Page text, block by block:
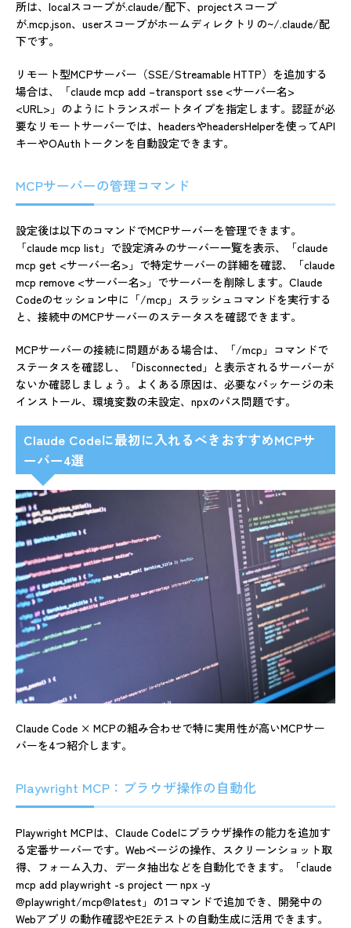
所は、localスコープが.claude/配下、projectスコープ
が.mcp.json、userスコープがホームディレクトリの~/.claude/配
下です。
リモート型MCPサーバー（SSE/Streamable HTTP）を追加する
場合は、「claude mcp add –transport sse <サーバー名>
<URL>」のようにトランスポートタイプを指定します。認証が必
要なリモートサーバーでは、headersやheadersHelperを使ってAPI
キーやOAuthトークンを自動設定できます。
MCPサーバーの管理コマンド
設定後は以下のコマンドでMCPサーバーを管理できます。
「claude mcp list」で設定済みのサーバー一覧を表示、「claude
mcp get <サーバー名>」で特定サーバーの詳細を確認、「claude
mcp remove <サーバー名>」でサーバーを削除します。Claude
Codeのセッション中に「/mcp」スラッシュコマンドを実行する
と、接続中のMCPサーバーのステータスを確認できます。
MCPサーバーの接続に問題がある場合は、「/mcp」コマンドで
ステータスを確認し、「Disconnected」と表示されるサーバーが
ないか確認しましょう。よくある原因は、必要なパッケージの未
インストール、環境変数の未設定、npxのパス問題です。
Claude Codeに最初に入れるべきおすすめMCPサ
ーバー4選
Claude Code × MCPの組み合わせで特に実用性が高いMCPサー
バーを4つ紹介します。
Playwright MCP：ブラウザ操作の自動化
Playwright MCPは、Claude Codeにブラウザ操作の能力を追加す
る定番サーバーです。Webページの操作、スクリーンショット取
得、フォーム入力、データ抽出などを自動化できます。「claude
mcp add playwright -s project — npx -y
@playwright/mcp@latest」の1コマンドで追加でき、開発中の
Webアプリの動作確認やE2Eテストの自動生成に活用できます。